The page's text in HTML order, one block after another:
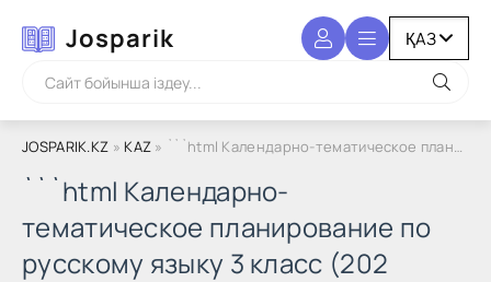
Josparik
JOSPARIK.KZ » KAZ » ```html Календарно-тематическое планирование по русскому языку 3 класс (202
```html Календарно-
тематическое планирование по
русскому языку 3 класс (202